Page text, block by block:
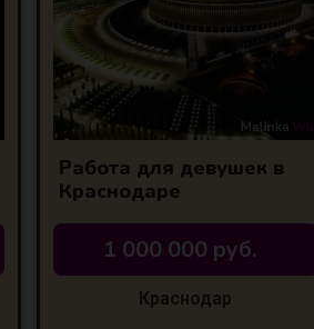
Работа для девушек в
Краснодаре
1 000 000 руб.
Краснодар